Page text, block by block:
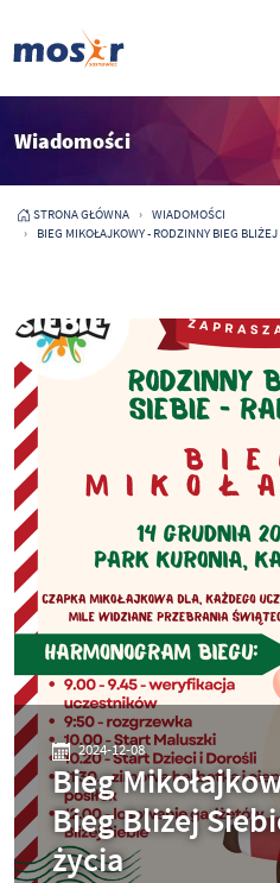
Wiadomości
STRONA GŁÓWNA
WIADOMOŚCI
BIEG MIKOŁAJKOWY - RODZINNY BIEG
2024-12-08
Bieg
Bieg Bliżej
życia